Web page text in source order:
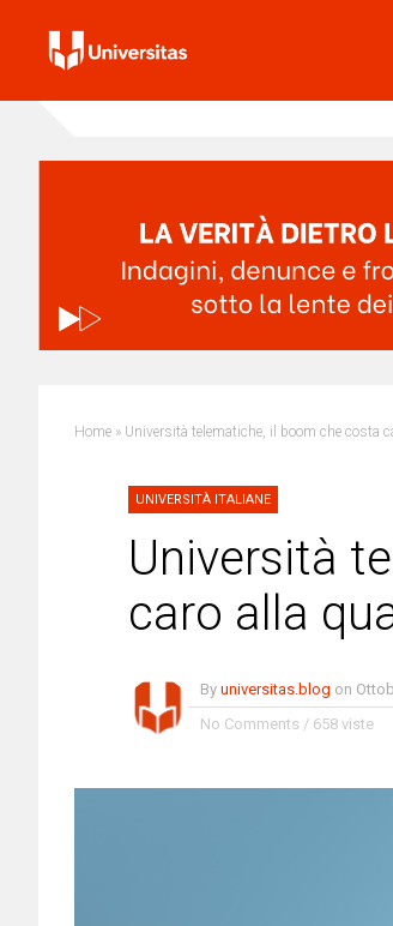
Home » Università telematiche, il boom che costa
UNIVERSITÀ ITALIANE
Università
caro alla
By universitas.blog on
No Comments / 658 viste